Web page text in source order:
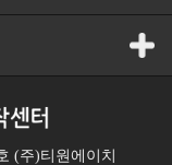
(주)티원에이치